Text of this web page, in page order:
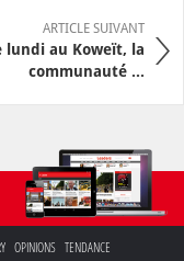
ARTICLE SUIVANT
lundi au Koweït, la
communauté ...
OPINIONS TENDANCE